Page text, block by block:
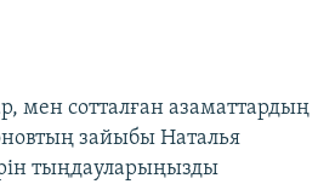
мен сотталған азаматтардың
зайыбы Наталья
тыңдауларыңызды